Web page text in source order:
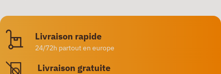
Livraison rapide
24/72h partout en europe
Livraison gratuite